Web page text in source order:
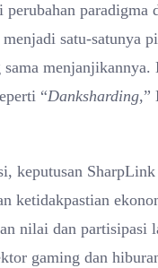
paradigma
satu-satunya
“Danksharding,”
keputusan
ketidakpastian
nilai dan partisipasi
gaming dan